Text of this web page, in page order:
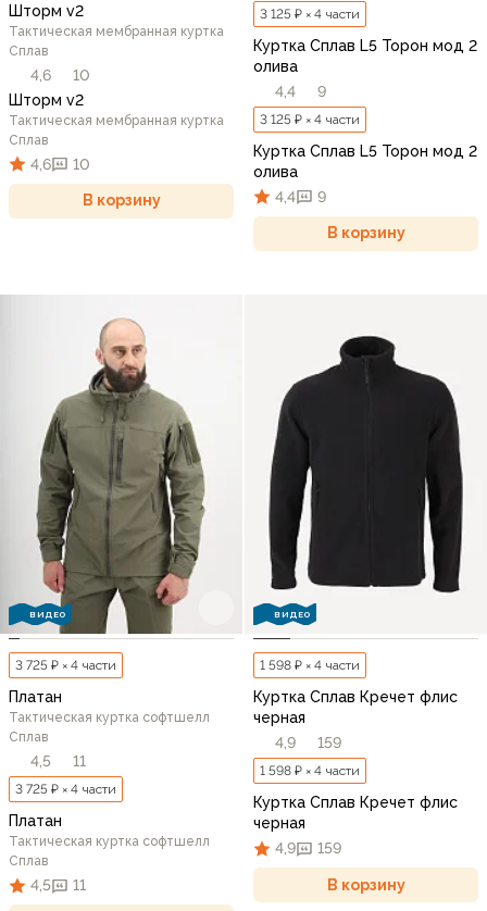
Шторм v2
Тактическая мембранная куртка
Сплав
4,6
10
Шторм v2
Тактическая мембранная куртка
Сплав
4,6 10
В корзину
3 125 ₽ × 4 части
Куртка Сплав L5 Торон мод 2
олива
4,4
9
3 125 ₽ × 4 части
Куртка Сплав L5 Торон мод 2
олива
4,4
9
В корзину
ВИДЕО
3 725 ₽ × 4 части
Платан
Тактическая куртка софтшелл
Сплав
4,5 11
3 725 ₽ × 4 части
Платан
Тактическая куртка софтшелл
Сплав
4,5 11
ВИДЕО
1 598 ₽ × 4 части
Куртка Сплав Кречет флис
черная
4,9
159
1 598 ₽ × 4 части
Куртка Сплав Кречет флис
черная
4,9
159
В корзину